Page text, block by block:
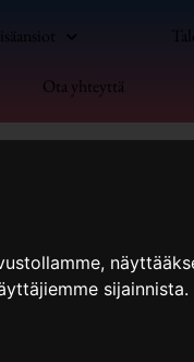
sijainnista.
Ota yhteyttä